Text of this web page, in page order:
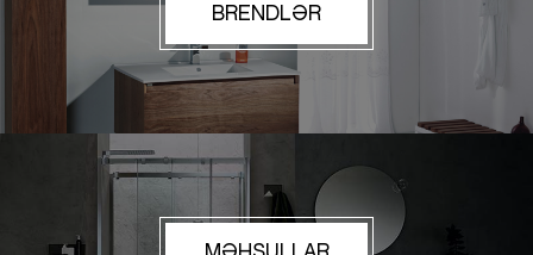
BRENDLƏR